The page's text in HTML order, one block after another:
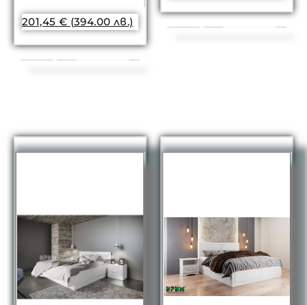
201,45 € (394.00 лв.)